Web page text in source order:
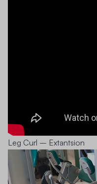
Leg Curl – Extantsion